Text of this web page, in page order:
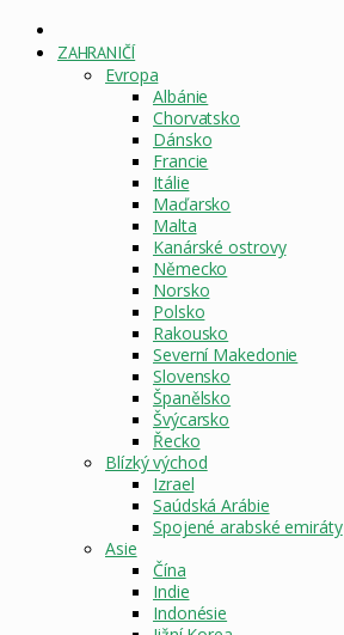
STRÁNKA
ZAHRANIČÍ
Evropa
Albánie
Chorvatsko
Dánsko
Francie
Itálie
Maďarsko
Malta
Kanárské ostrovy
Německo
Norsko
Polsko
Rakousko
Severní Makedonie
Slovensko
Španělsko
Švýcarsko
Řecko
Blízký východ
Izrael
Saúdská Arábie
Spojené arabské emiráty
Asie
Čína
Indie
Indonésie